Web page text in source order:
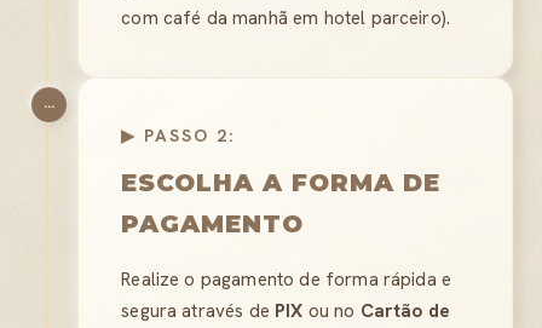
com café da manhã em hotel parceiro).
...
▶ PASSO 2:
ESCOLHA A FORMA DE
PAGAMENTO
Realize o pagamento de forma rápida e
segura através de PIX ou no Cartão de